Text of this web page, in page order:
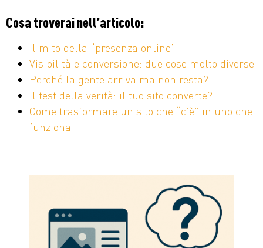
Cosa troverai nell’articolo:
Il mito della “presenza online”
Visibilità e conversione: due cose molto diverse
Perché la gente arriva ma non resta?
Il test della verità: il tuo sito converte?
Come trasformare un sito che “c’è” in uno che
funziona